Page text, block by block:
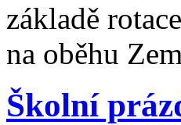
základě
na oběhu
Školní